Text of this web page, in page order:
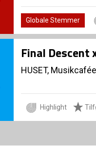
Globale Stemmer
Final Descent
HUSET,
Highlight